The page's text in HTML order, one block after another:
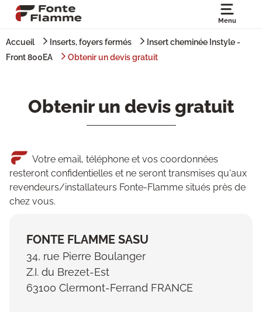
Menu
Accueil Inserts, foyers fermés
Insert cheminée Instyle -
Front 800EA
Obtenir un devis gratuit
Obtenir un devis gratuit
Votre email, téléphone et vos coordonnées
resteront confidentielles et ne seront transmises qu'aux
revendeurs/installateurs Fonte-Flamme situés près de
chez vous.
FONTE FLAMME SASU
34, rue Pierre Boulanger
Z.I. du Brezet-Est
63100 Clermont-Ferrand FRANCE